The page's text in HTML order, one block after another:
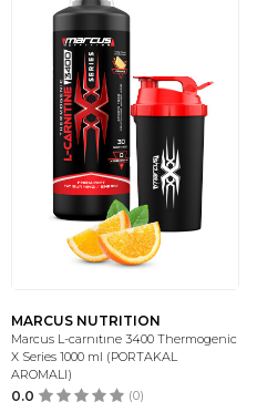
MARCUS NUTRITION
Marcus L-carnıtıne 3400 Thermogenic
X Series 1000 ml (PORTAKAL
AROMALI)
0.0 (0)